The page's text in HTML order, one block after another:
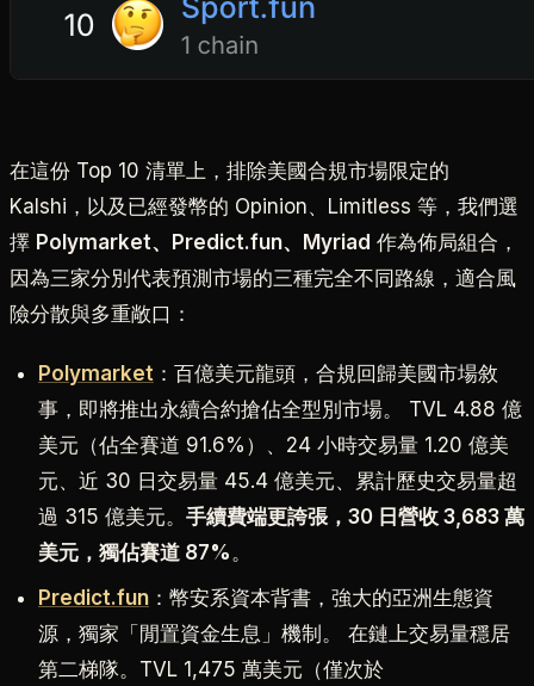
在這份 Top 10 清單上，排除美國合規市場限定的
Kalshi，以及已經發幣的 Opinion、Limitless 等，我們選
擇 Polymarket、Predict.fun、Myriad 作為佈局組合，
因為三家分別代表預測市場的三種完全不同路線，適合風
險分散與多重敞口：
Polymarket ：百億美元龍頭，合規回歸美國市場敘
事，即將推出永續合約搶佔全型別市場。 TVL 4.88 億
美元（佔全賽道 91.6%）、24 小時交易量 1.20 億美
元、近 30 日交易量 45.4 億美元、累計歷史交易量超
過 315 億美元。 手續費端更誇張，30 日營收 3,683 萬
美元，獨佔賽道 87% 。
Predict.fun ：幣安系資本背書，強大的亞洲生態資
源，獨家「閒置資金生息」機制。 在鏈上交易量穩居
第二梯隊。TVL 1,475 萬美元（僅次於